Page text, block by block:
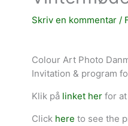
Skriv en kommentar /
Colour Art Photo
Invitation & program
Klik på linket her for
Click here to see the